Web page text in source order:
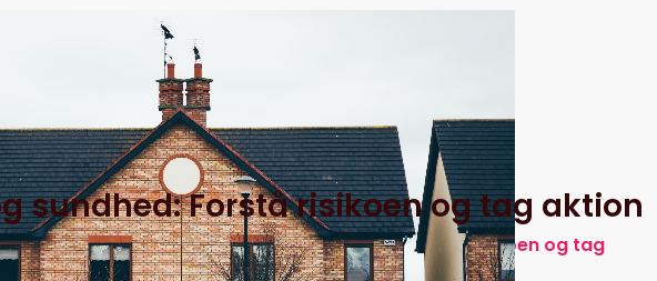
sundhed: Forstå risikoen og tag aktion
Til Hjemmets Artikler Asbest og sundhed: Forstå risikoen og tag
aktion